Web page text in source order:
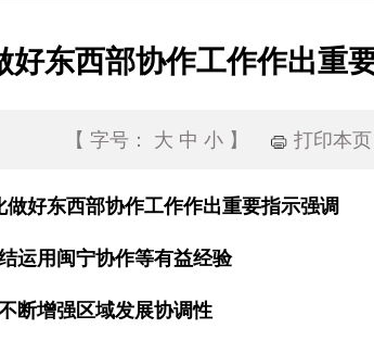
好东西部协作工作作出重
【 字号： 大 中 小 】 打印本页
做好东西部协作工作作出重要指示强调
运用闽宁协作等有益经验
断增强区域发展协调性